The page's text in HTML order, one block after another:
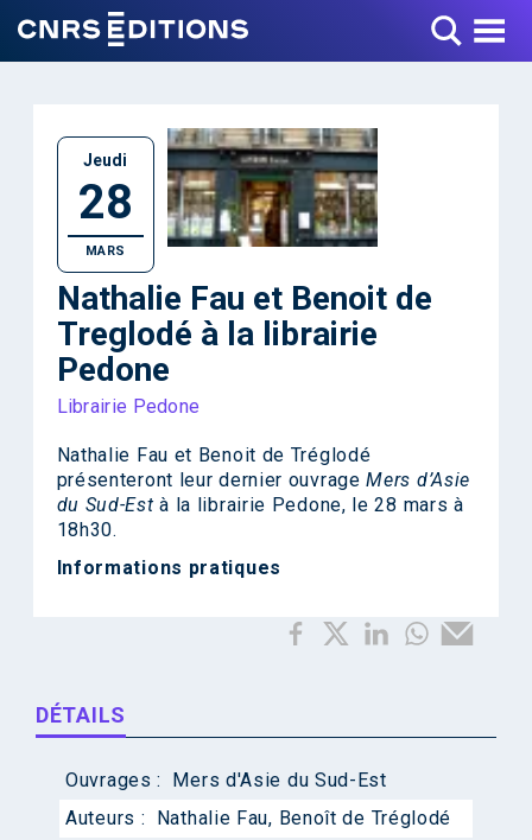
Toggle Menu
Jeudi
28
MARS
Nathalie Fau et Benoit de
Treglodé à la librairie
Pedone
Librairie Pedone
Nathalie Fau et Benoit de Tréglodé
présenteront leur dernier ouvrageMers d’Asie
du Sud-Est à la librairie Pedone, le 28 mars à
18h30.
Informations pratiques
DÉTAILS
Ouvrages :
Mers d'Asie du Sud-Est
Auteurs :
Nathalie Fau, Benoît de Tréglodé